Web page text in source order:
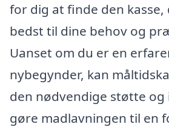
for dig at finde den kasse,
bedst til dine behov og
Uanset om du er en
nybegynder, kan
den nødvendige støtte
gøre madlavningen til en